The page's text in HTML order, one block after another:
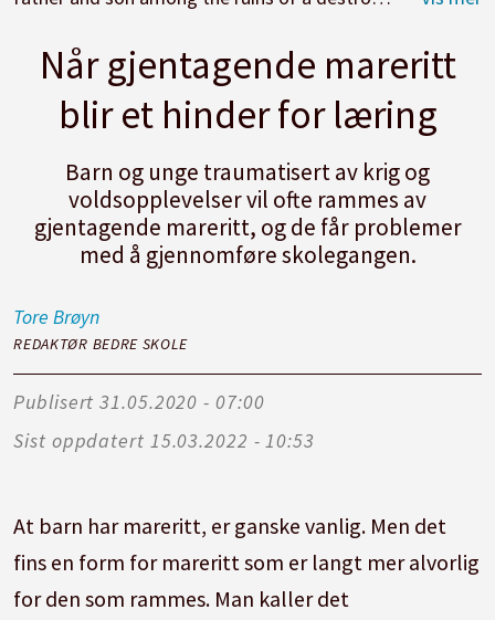
Når gjentagende mareritt
blir et hinder for læring
Barn og unge traumatisert av krig og
voldsopplevelser vil ofte rammes av
gjentagende mareritt, og de får problemer
med å gjennomføre skolegangen.
Tore Brøyn
REDAKTØR BEDRE SKOLE
Publisert
31.05.2020 - 07:00
Sist oppdatert
15.03.2022 - 10:53
At barn har mareritt, er ganske vanlig. Men det
fins en form for mareritt som er langt mer alvorlig
for den som rammes. Man kaller det